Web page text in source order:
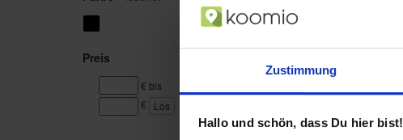
Zustimmung
Hallo und schön, dass Du hier bist!
Preis
€ bis
€
Los